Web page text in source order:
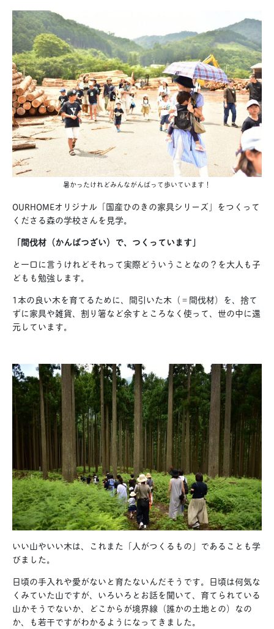
暑かったけれどみんながんばって歩いています！
OURHOMEオリジナル「国産ひのきの家具シリーズ」をつくって
くださる森の学校さんを見学。
「間伐材（かんばつざい）で、つくっています」
と一口に言うけれどそれって実際どういうことなの？を大人も子
どもも勉強します。
1本の良い木を育てるために、間引いた木（＝間伐材）を、捨て
ずに家具や雑貨、割り箸など余すところなく使って、世の中に還
元しています。
いい山やいい木は、これまた「人がつくるもの」であることも学
びました。
日頃の手入れや愛がないと育たないんだそうです。日頃は何気な
くみていた山ですが、いろいろとお話を聞いて、育てられている
山かそうでないか、どこからが境界線（誰かの土地との）なの
か、も若干ですがわかるようになってきました。